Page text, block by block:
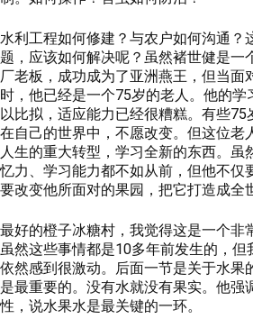
水利工程如何修建？与农户如何沟通？
题，应该如何解决呢？虽然褚世健是一
厂老板，成功成为了亚洲燕王，但当面
时，他已经是一个75岁的老人。他的学
以比拟，适应能力已经很糟糕。有些75
在自己的世界中，不愿改变。但这位老
人生的重大转型，学习全新的东西。虽
忆力、学习能力都不如从前，但他不仅
要改变他所面对的果园，把它打造成全
最好的橙子冰糖村，我觉得这是一个非
虽然这些事情都是10多年前发生的，但
依然感到很激动。后面一节是关于水果
是最重要的。没有水就没有果实。他强
性，说水果水是最关键的一环。